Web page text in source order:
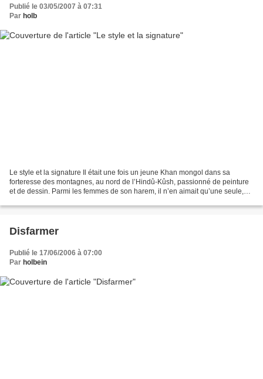
Publié le 03/05/2007 à 07:31
Par holb
Le style et la signature Il était une fois un jeune Khan mongol dans sa
forteresse des montagnes, au nord de l’Hindû-Kûsh, passionné de peinture
et de dessin. Parmi les femmes de son harem, il n’en aimait qu’une seule,
Disfarmer
Publié le 17/06/2006 à 07:00
Par holbein